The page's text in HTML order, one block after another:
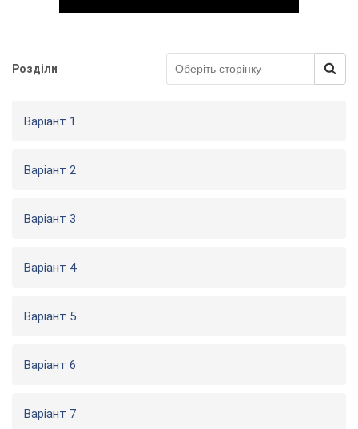
Розділи
Варіант 1
Варіант 2
Варіант 3
Варіант 4
Варіант 5
Варіант 6
Варіант 7